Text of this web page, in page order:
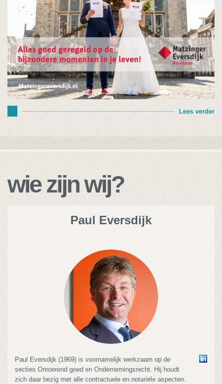
Lees verder
wie zijn wij?
Paul Eversdijk
Paul Eversdijk (1969) is voornamelijk werkzaam op de
secties Onroerend goed en Ondernemingsrecht. Hij houdt
zich daar bezig met alle contractuele en notariële aspecten.